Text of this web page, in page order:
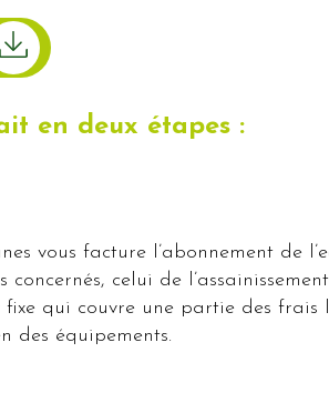
en deux étapes :
vous facture l’abonnement de
celui de l’assainissement
fixe qui couvre une partie des frais
des équipements.